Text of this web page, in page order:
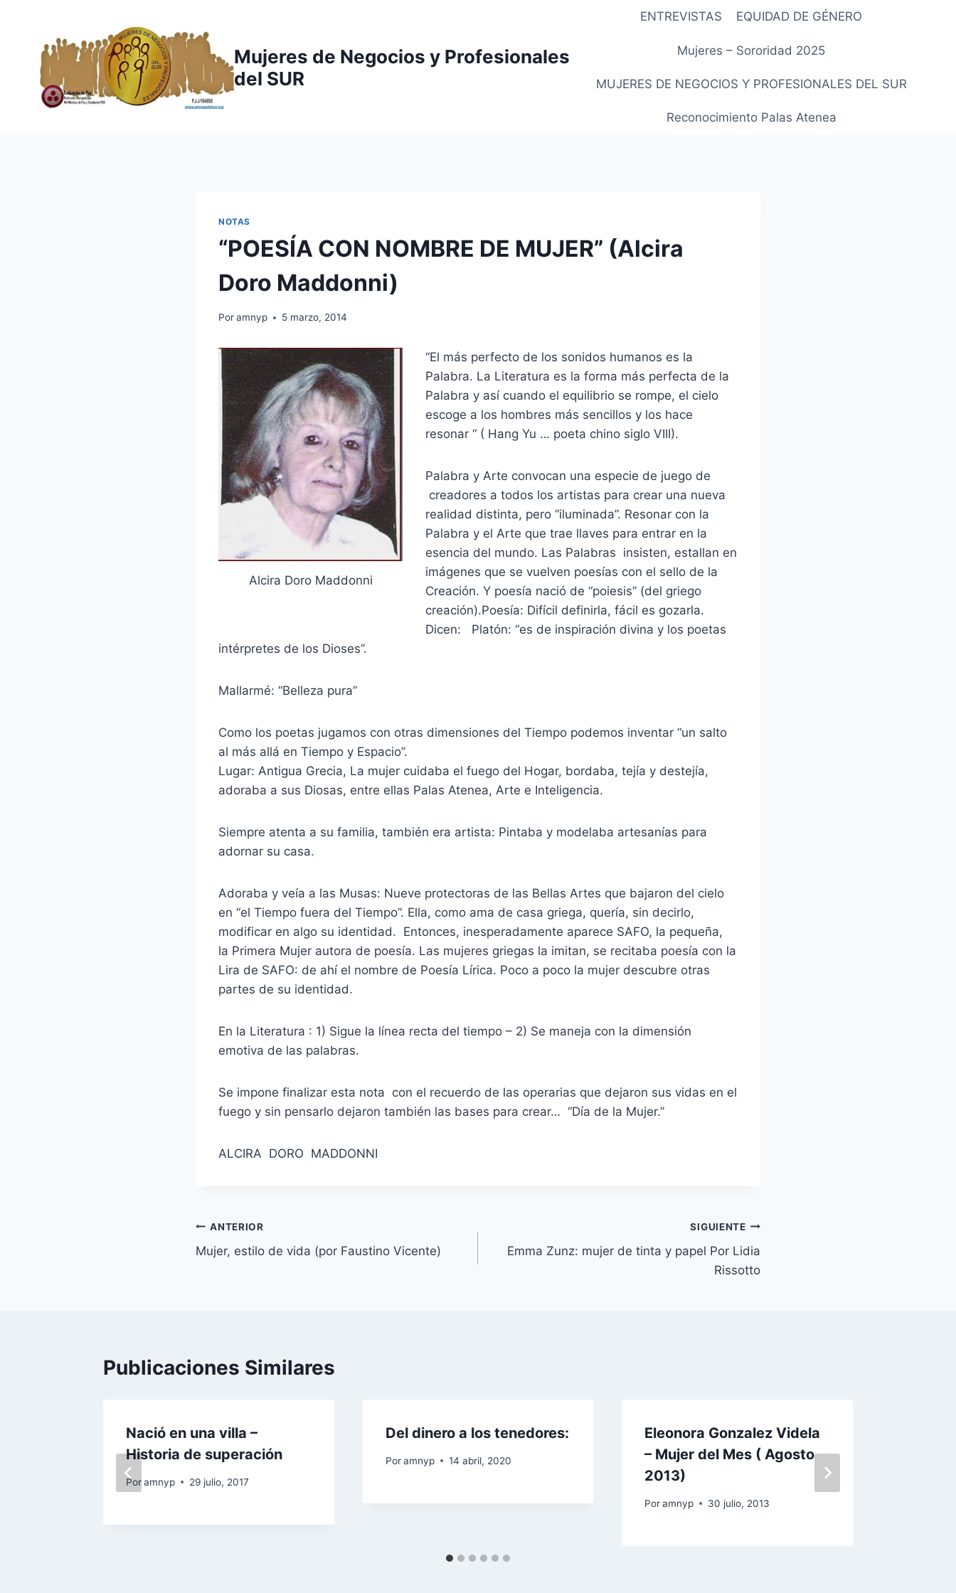
contenido
Mujeres de Negocios y Profesionales
del SUR
ENTREVISTAS EQUIDAD DE GÉNERO
Mujeres – Sororidad 2025
MUJERES DE NEGOCIOS Y PROFESIONALES DEL SUR
Reconocimiento Palas Atenea
NOTAS
“POESÍA CON NOMBRE DE MUJER” (Alcira
Doro Maddonni)
Poramnyp 5 marzo, 2014
Alcira Doro Maddonni
“El más perfecto de los sonidos humanos es la
Palabra. La Literatura es la forma más perfecta de la
Palabra y así cuando el equilibrio se rompe, el cielo
escoge a los hombres más sencillos y los hace
resonar “ ( Hang Yu … poeta chino siglo VIII).
Palabra y Arte convocan una especie de juego de
creadores a todos los artistas para crear una nueva
realidad distinta, pero “iluminada”. Resonar con la
Palabra y el Arte que trae llaves para entrar en la
esencia del mundo. Las Palabras insisten, estallan en
imágenes que se vuelven poesías con el sello de la
Creación. Y poesía nació de “poiesis” (del griego
creación).Poesía: Difícil definirla, fácil es gozarla.
Dicen: Platón: “es de inspiración divina y los poetas
intérpretes de los Dioses”.
Mallarmé: “Belleza pura”
Como los poetas jugamos con otras dimensiones del Tiempo podemos inventar “un salto
al más allá en Tiempo y Espacio”.
Lugar: Antigua Grecia, La mujer cuidaba el fuego del Hogar, bordaba, tejía y destejía,
adoraba a sus Diosas, entre ellas Palas Atenea, Arte e Inteligencia.
Siempre atenta a su familia, también era artista: Pintaba y modelaba artesanías para
adornar su casa.
Adoraba y veía a las Musas: Nueve protectoras de las Bellas Artes que bajaron del cielo
en “el Tiempo fuera del Tiempo”. Ella, como ama de casa griega, quería, sin decirlo,
modificar en algo su identidad. Entonces, inesperadamente aparece SAFO, la pequeña,
la Primera Mujer autora de poesía. Las mujeres griegas la imitan, se recitaba poesía con la
Lira de SAFO: de ahí el nombre de Poesía Lírica. Poco a poco la mujer descubre otras
partes de su identidad.
En la Literatura : 1) Sigue la línea recta del tiempo – 2) Se maneja con la dimensión
emotiva de las palabras.
Se impone finalizar esta nota con el recuerdo de las operarias que dejaron sus vidas en el
fuego y sin pensarlo dejaron también las bases para crear… “Día de la Mujer.”
ALCIRA DORO MADDONNI
Navegación
de
ANTERIOR
Mujer, estilo de vida (por Faustino Vicente)
SIGUIENTE
Emma Zunz: mujer de tinta y papel Por Lidia
Rissotto
Publicaciones Similares
Nació en una villa –
Historia de superación
Poramnyp 29 julio, 2017
Del dinero a los tenedores:
Por amnyp 14 abril, 2020
Eleonora Gonzalez Videla
– Mujer del Mes ( Agosto
2013)
Por amnyp 30 julio, 2013